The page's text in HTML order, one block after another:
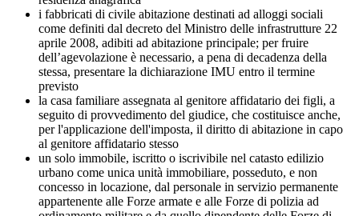
i fabbricati di civile abitazione destinati ad alloggi sociali
come definiti dal decreto del Ministro delle infrastrutture 22
aprile 2008, adibiti ad abitazione principale; per fruire
dell’agevolazione è necessario, a pena di decadenza della
stessa, presentare la dichiarazione IMU entro il termine
previsto
la casa familiare assegnata al genitore affidatario dei figli, a
seguito di provvedimento del giudice, che costituisce anche,
per l'applicazione dell'imposta, il diritto di abitazione in capo
al genitore affidatario stesso
un solo immobile, iscritto o iscrivibile nel catasto edilizio
urbano come unica unità immobiliare, posseduto, e non
concesso in locazione, dal personale in servizio permanente
appartenente alle Forze armate e alle Forze di polizia ad